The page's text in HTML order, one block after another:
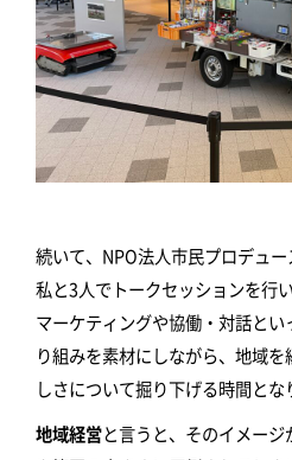
続いて、NPO法人市民プロデュ
私と3人でトークセッションを行
マーケティングや協働・対話と
り組みを素材にしながら、地域
しさについて掘り下げる時間とな
地域経営と言うと、そのイメー